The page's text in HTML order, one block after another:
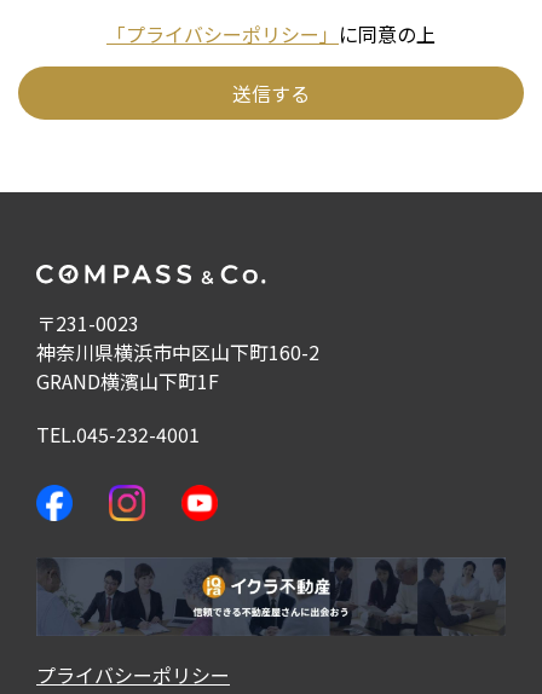
「プライバシーポリシー」 に同意の上
送信する
〒231-0023
神奈川県横浜市中区山下町160-2
GRAND横濱山下町1F
TEL.045-232-4001
プライバシーポリシー